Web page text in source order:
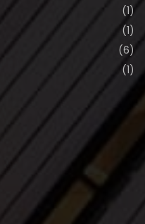
(1)
(1)
(6)
(1)